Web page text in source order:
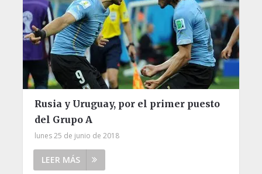
Rusia y Uruguay, por el primer puesto
del Grupo A
lunes 25 de junio de 2018
LEER MÁS